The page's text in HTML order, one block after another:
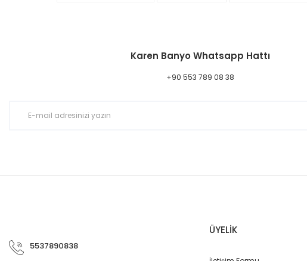
2.199,00 TL
Karen Banyo Whatsapp Hattı
+90 553 789 08 38
5537890838
ÜYELİK